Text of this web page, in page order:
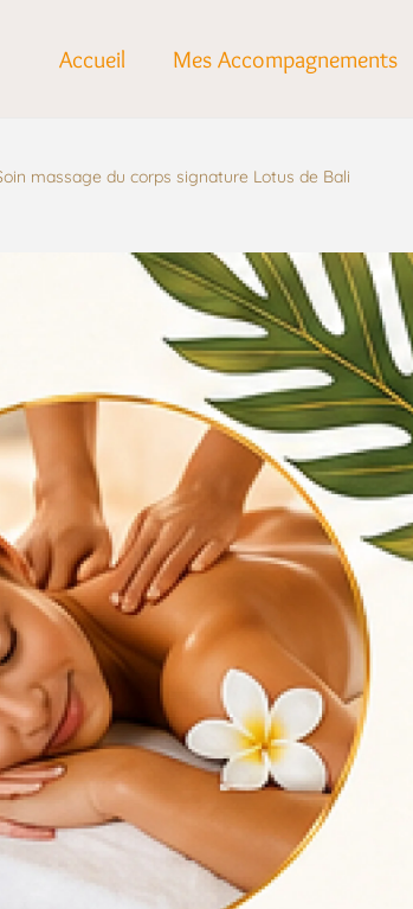
Accueil Mes Accompagnements
massage du corps signature Lotus de Bali